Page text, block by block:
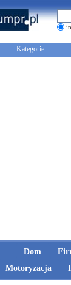
Kategorie
Dom
Motoryzacja